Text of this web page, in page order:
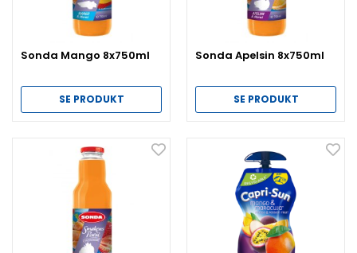
Sonda Mango 8x750ml
SE PRODUKT
Sonda Apelsin 8x750ml
SE PRODUKT